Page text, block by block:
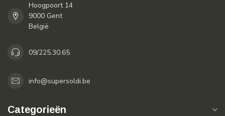
Hoogpoort 14
9000 Gent
België
09/225.30.65
info@supersoldi.be
Categorieën